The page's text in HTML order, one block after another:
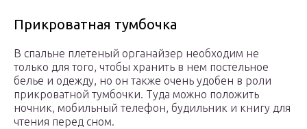
Прикроватная тумбочка
В спальне плетеный органайзер необходим не
только для того, чтобы хранить в нем постельное
белье и одежду, но он также очень удобен в роли
прикроватной тумбочки. Туда можно положить
ночник, мобильный телефон, будильник и книгу для
чтения перед сном.